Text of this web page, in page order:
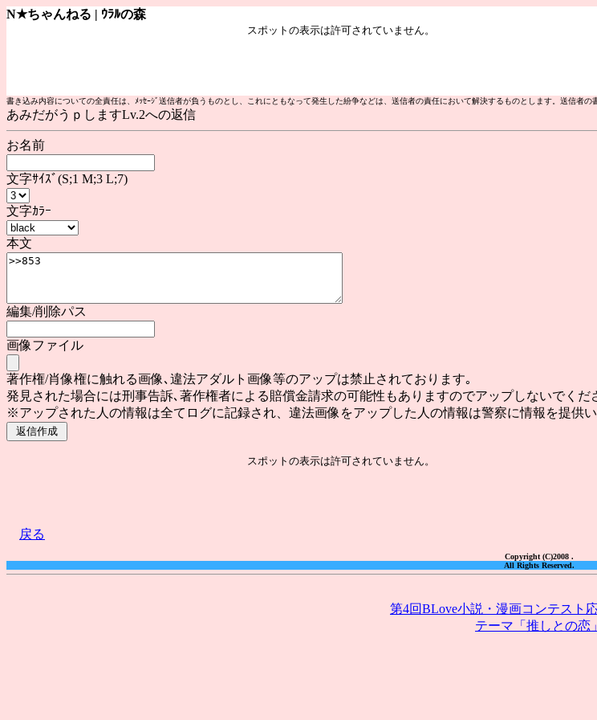
N★ちゃんねる | ｳﾗﾙの森
書き込み内容についての全責任は、ﾒｯｾｰｼﾞ送信者が負うものとし、これにともなって発生した紛争などは、送信者の責任において解決するものとします。送信者
あみだがうｐしますLv.2への返信
お名前
文字ｻｲｽﾞ(S;1 M;3 L;7)
文字ｶﾗｰ
本文
編集/削除パス
画像ファイル
著作権/肖像権に触れる画像､違法アダルト画像等のアップは禁止されております｡
発見された場合には刑事告訴､著作権者による賠償金請求の可能性もありますのでアップしないでくだ
※アップされた人の情報は全てログに記録され、違法画像をアップした人の情報は警察に情報を提供い
戻る
Copyright (C)2008 .
All Rights Reserved.
第4回BLove小説・漫画コンテスト
テーマ「推しとの恋」